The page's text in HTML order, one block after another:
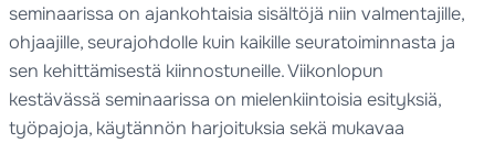
seminaarissa on ajankohtaisia sisältöjä niin valmentajille,
ohjaajille, seurajohdolle kuin kaikille seuratoiminnasta ja
sen kehittämisestä kiinnostuneille. Viikonlopun
kestävässä seminaarissa on mielenkiintoisia esityksiä,
työpajoja, käytännön harjoituksia sekä mukavaa